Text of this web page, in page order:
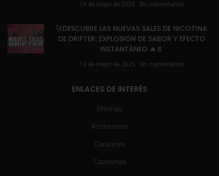
19 de mayo de 2025 Sin comentarios
🚀DESCUBRE LAS NUEVAS SALES DE NICOTINA
DE DRIFTER: EXPLOSIÓN DE SABOR Y EFECTO
INSTANTÁNEO 🔥🧂
12 de mayo de 2025 Sin comentarios
ENLACES DE INTERÉS
Shishas
Accesorios
Carbones
Cazoletas